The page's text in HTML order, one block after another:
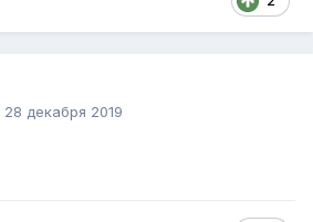
28 декабря 2019